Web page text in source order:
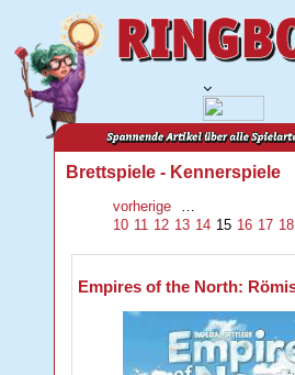
Brettspiele - Kennerspiele
vorherige
…
10 11 12 13 14 15 16 17 18
Empires of the North: